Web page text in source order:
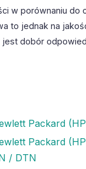
w porównaniu do
to jednak na
dobór
Packard
Packard
/ DTN